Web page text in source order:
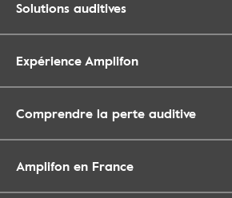
Solutions auditives
Expérience Amplifon
Comprendre la perte auditive
Amplifon en France